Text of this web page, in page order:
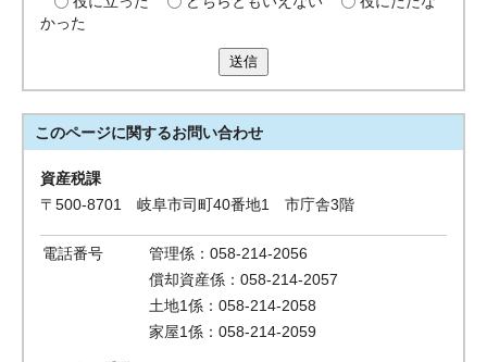
かった
送信
このページに関するお問い合わせ
資産税課
〒500-8701 岐阜市司町40番地1 市庁舎3階
電話番号
管理係：058-214-2056
償却資産係：058-214-2057
土地1係：058-214-2058
家屋1係：058-214-2059